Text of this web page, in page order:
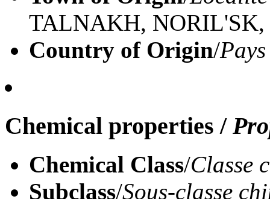
TALNAKH, NORIL'SK,
Country of Origin/Pays
Chemical properties /
Chemical Class/Classe
Subclass/Sous-classe